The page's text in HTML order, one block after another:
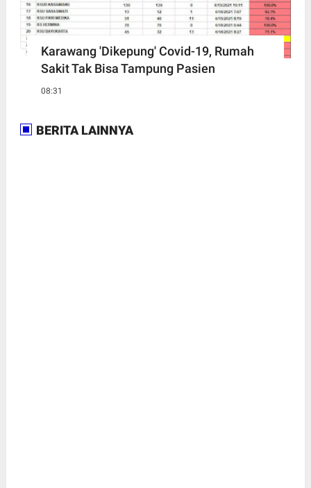
Karawang 'Dikepung' Covid-19, Rumah
Sakit Tak Bisa Tampung Pasien
08:31
BERITA LAINNYA